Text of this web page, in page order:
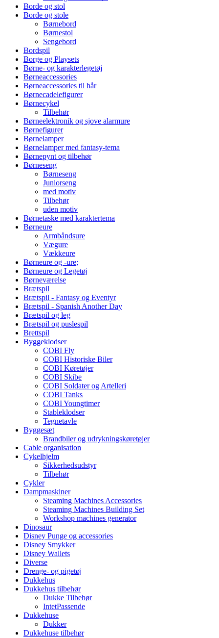
Borde og stol
Borde og stole
Børnebord
Børnestol
Sengebord
Bordspil
Borge og Playsets
Børne- og karakterlegetøj
Børneaccessories
Børneaccessories til hår
Børnecadelefigurer
Børnecykel
Tilbehør
Børneelektronik og sjove alarmure
Børnefigurer
Børnelamper
Børnelamper med fantasy-tema
Børnepynt og tilbehør
Børneseng
Børneseng
Juniorseng
med motiv
Tilbehør
uden motiv
Børnetaske med karaktertema
Børneure
Armbåndsure
Vægure
Vækkeure
Børneure og -ure;
Børneure og Legetøj
Børneværelse
Brætspil
Brætspil - Fantasy og Eventyr
Brætspil - Spanish Another Day
Brætspil og leg
Brætspil og puslespil
Brettspil
Byggeklodser
COBI Fly
COBI Historiske Biler
COBI Køretøjer
COBI Skibe
COBI Soldater og Artelleri
COBI Tanks
COBI Youngtimer
Stableklodser
Tegnetavle
Byggesæt
Brandbiler og udrykningskøretøjer
Cable organisation
Cykelhjelm
Sikkerhedsudstyr
Tilbehør
Cykler
Dampmaskiner
Steaming Machines Accessories
Steaming Machines Building Set
Workshop machines generator
Dinosaur
Disney Punge og accessories
Disney Smykker
Disney Wallets
Diverse
Drenge- og pigetøj
Dukkehus
Dukkehus tilbehør
Dukke Tilbehør
IntetPassende
Dukkehuse
Dukker
Dukkehuse tilbehør